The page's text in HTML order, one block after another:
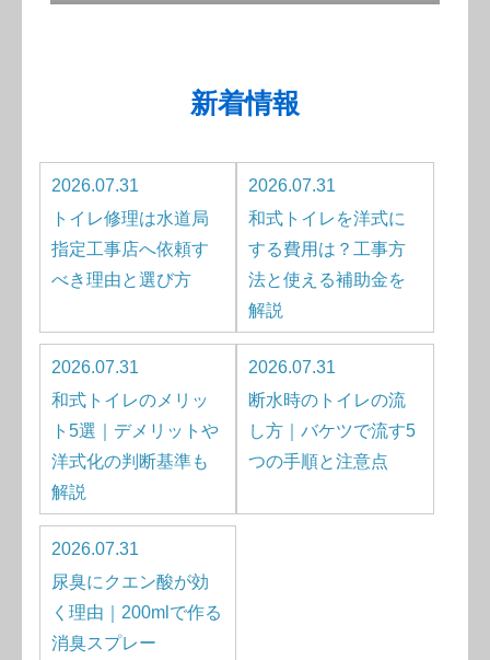
新着情報
2026.07.31
トイレ修理は水道局
指定工事店へ依頼す
べき理由と選び方
2026.07.31
和式トイレを洋式に
する費用は？工事方
法と使える補助金を
解説
2026.07.31
和式トイレのメリッ
ト5選｜デメリットや
洋式化の判断基準も
解説
2026.07.31
断水時のトイレの流
し方｜バケツで流す5
つの手順と注意点
2026.07.31
尿臭にクエン酸が効
く理由｜200mlで作る
消臭スプレー